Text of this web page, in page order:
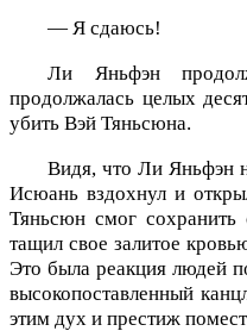
— Я сдаюсь!
Ли Яньфэн
продолжалась целых
убить Вэй Тяньсюна.
Видя, что Ли Яньфэн
Исюань вздохнул и
Тяньсюн смог
тащил свое залитое
Это была реакция людей
высокопоставленный
этим дух и престиж